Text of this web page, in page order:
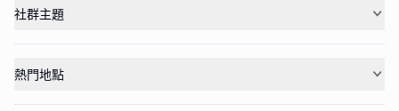
社群主題
熱門地點